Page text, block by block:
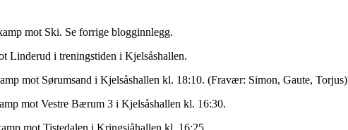
mot Ski. Se forrige blogginnlegg.
Linderud i treningstiden i Kjelsåshallen.
mot Sørumsand i Kjelsåshallen kl. 18:10. (Fravær: Simon, Gaute, Torjus)
mot Vestre Bærum 3 i Kjelsåshallen kl. 16:30.
mot Tistedalen i Kringsjåhallen kl. 16:25.